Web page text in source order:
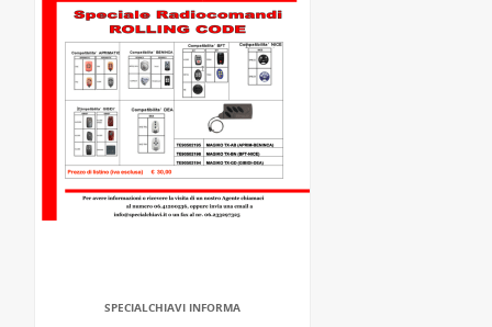
SPECIALCHIAVI INFORMA